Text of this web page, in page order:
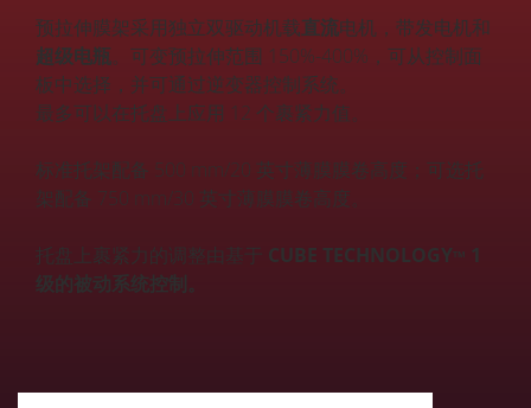
预拉伸膜架采用独立双驱动机载直流电机，带发电机和
超级电瓶。可变预拉伸范围 150%-400%，可从控制面
板中选择，并可通过逆变器控制系统。
最多可以在托盘上应用 12 个裹紧力值。
标准托架配备 500 mm/20 英寸薄膜膜卷高度；可选托
架配备 750 mm/30 英寸薄膜膜卷高度。
托盘上裹紧力的调整由基于 CUBE TECHNOLOGY TM
1
级的被动系统控制。